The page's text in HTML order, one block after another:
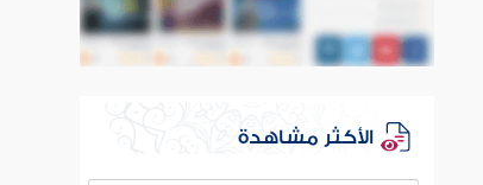
الأكثر مشاهدة